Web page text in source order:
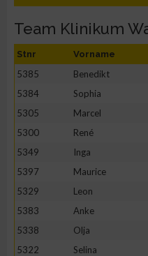
Team Klinikum
Stnr Vorname
5385 Benedikt
5384
Sophia
5305
Marcel
5300
René
5349
Inga
5397
Maurice
5329
Leon
5383
Anke
5338
Olja
5322
Selina